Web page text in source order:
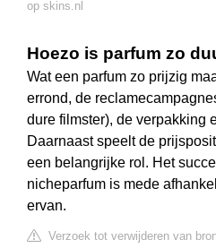
op skins.nl
Hoezo is parfum zo
Wat een parfum zo prijzig
errond, de
dure filmster), de verpakking
Daarnaast speelt de
een belangrijke rol. Het
nicheparfum is mede
ervan.
Verzoek tot verwijderen van